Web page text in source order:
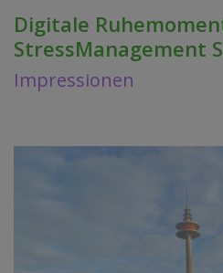
Digitale
StressManagement
Impressionen